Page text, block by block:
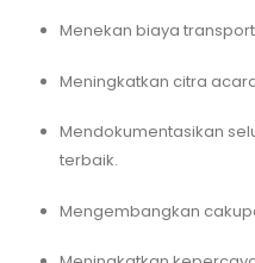
Menekan biaya
Meningkatkan citra
Mendokumentasikan
terbaik.
Mengembangkan